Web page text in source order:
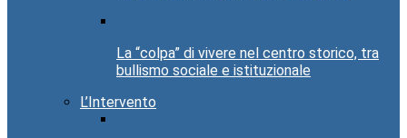
La “colpa” di vivere nel centro storico, tra
bullismo sociale e istituzionale
L’Intervento